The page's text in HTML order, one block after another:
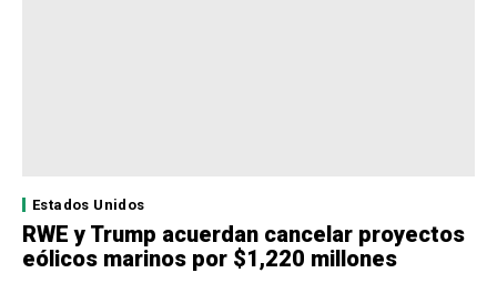
Estados Unidos
RWE y Trump acuerdan cancelar proyectos
eólicos marinos por $1,220 millones